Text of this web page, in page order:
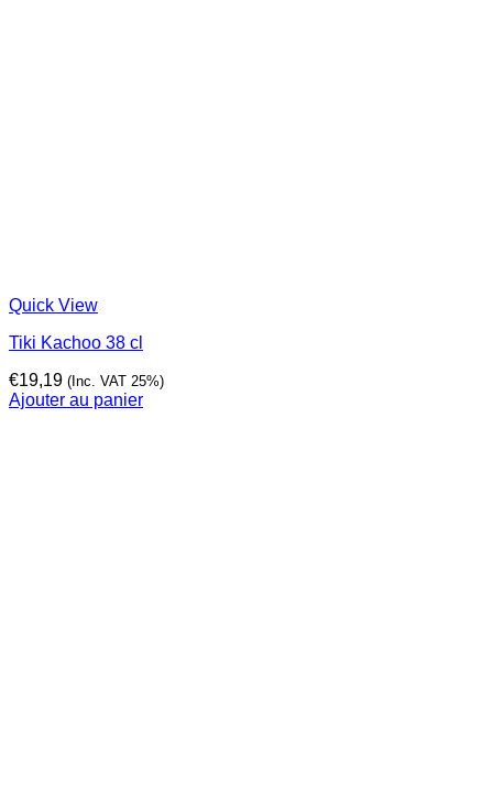
Quick View
Tiki Kachoo 38 cl
€19,19 (Inc. VAT 25%)
Ajouter au panier